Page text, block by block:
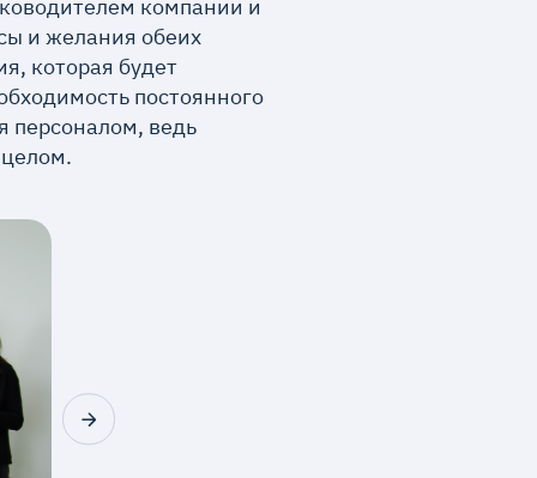
компании и
и желания обеих
которая будет
постоянного
персоналом, ведь